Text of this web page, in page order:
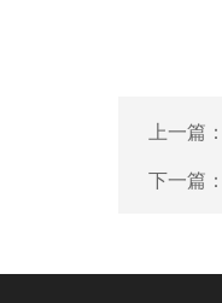
上一篇
下一篇